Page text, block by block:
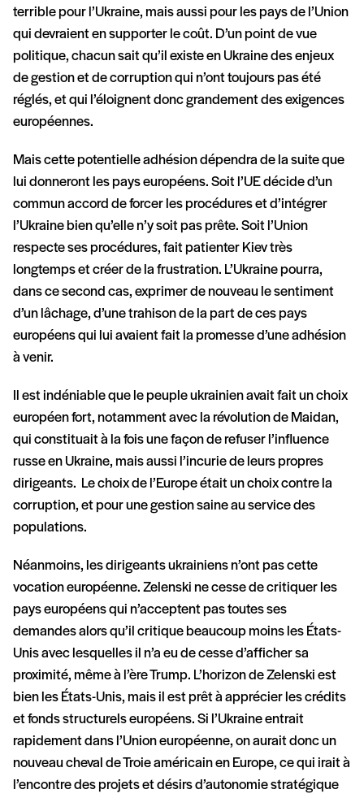
terrible pour l’Ukraine, mais aussi pour les pays de l’Union
qui devraient en supporter le coût. D’un point de vue
politique, chacun sait qu’il existe en Ukraine des enjeux
de gestion et de corruption qui n’ont toujours pas été
réglés, et qui l’éloignent donc grandement des exigences
européennes.
Mais cette potentielle adhésion dépendra de la suite que
lui donneront les pays européens. Soit l’UE décide d’un
commun accord de forcer les procédures et d’intégrer
l’Ukraine bien qu’elle n’y soit pas prête. Soit l’Union
respecte ses procédures, fait patienter Kiev très
longtemps et créer de la frustration. L’Ukraine pourra,
dans ce second cas, exprimer de nouveau le sentiment
d’un lâchage, d’une trahison de la part de ces pays
européens qui lui avaient fait la promesse d’une adhésion
à venir.
Il est indéniable que le peuple ukrainien avait fait un choix
européen fort, notamment avec la révolution de Maidan,
qui constituait à la fois une façon de refuser l’influence
russe en Ukraine, mais aussi l’incurie de leurs propres
dirigeants. Le choix de l’Europe était un choix contre la
corruption, et pour une gestion saine au service des
populations.
Néanmoins, les dirigeants ukrainiens n’ont pas cette
vocation européenne. Zelenski ne cesse de critiquer les
pays européens qui n’acceptent pas toutes ses
demandes alors qu’il critique beaucoup moins les États-
Unis avec lesquelles il n’a eu de cesse d’afficher sa
proximité, même à l’ère Trump. L’horizon de Zelenski est
bien les États-Unis, mais il est prêt à apprécier les crédits
et fonds structurels européens. Si l’Ukraine entrait
rapidement dans l’Union européenne, on aurait donc un
nouveau cheval de Troie américain en Europe, ce qui irait à
l’encontre des projets et désirs d’autonomie stratégique